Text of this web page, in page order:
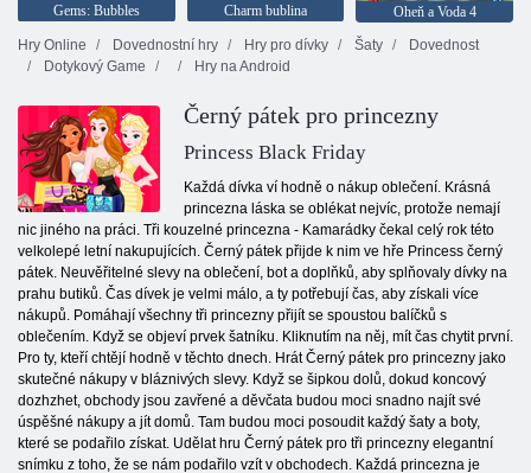
Gems: Bubbles Charm bublina
Oheň a Voda 4
Hry Online
Dovednostní hry Hry pro dívky Šaty
Dovednost
Dotykový Game
Hry na Android
Černý pátek pro princezny
Princess Black Friday
Každá dívka ví hodně o nákup oblečení. Krásná
princezna láska se oblékat nejvíc, protože nemají
nic jiného na práci. Tři kouzelné princezna - Kamarádky čekal celý rok této
velkolepé letní nakupujících. Černý pátek přijde k nim ve hře Princess černý
pátek. Neuvěřitelné slevy na oblečení, bot a doplňků, aby splňovaly dívky na
prahu butiků. Čas dívek je velmi málo, a ty potřebují čas, aby získali více
nákupů. Pomáhají všechny tři princezny přijít se spoustou balíčků s
oblečením. Když se objeví prvek šatníku. Kliknutím na něj, mít čas chytit první.
Pro ty, kteří chtějí hodně v těchto dnech. Hrát Černý pátek pro princezny jako
skutečné nákupy v bláznivých slevy. Když se šipkou dolů, dokud koncový
dozhzhet, obchody jsou zavřené a děvčata budou moci snadno najít své
úspěšné nákupy a jít domů. Tam budou moci posoudit každý šaty a boty,
které se podařilo získat. Udělat hru Černý pátek pro tři princezny elegantní
snímku z toho, že se nám podařilo vzít v obchodech. Každá princezna je